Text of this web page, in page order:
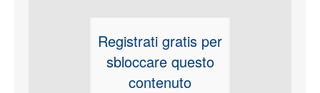
Registrati gratis per
sbloccare questo
contenuto